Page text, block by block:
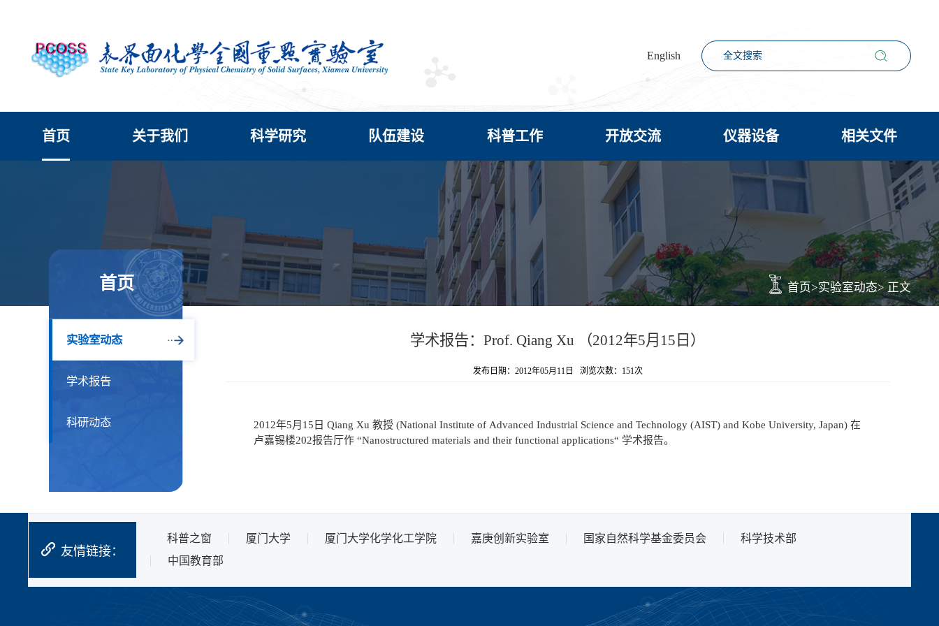
English
首页 关于我们 科学研究 队伍建设 科普工作 开放交流 仪器设备 相关文件
首页>实验室动态> 正文
首页
实验室动态
学术报告
科研动态
学术报告：Prof. Qiang Xu （2012年5月15日）
发布日期：2012年05月11日 浏览次数： 151次
2012年5月15日 Qiang Xu 教授 (National Institute of Advanced Industrial Science and Technology (AIST) and Kobe University, Japan) 在
卢嘉锡楼202报告厅作 “Nanostructured materials and their functional applications“ 学术报告。
友情链接：
科普之窗 厦门大学 厦门大学化学化工学院 嘉庚创新实验室 国家自然科学基金委员会
科学技术部
中国教育部